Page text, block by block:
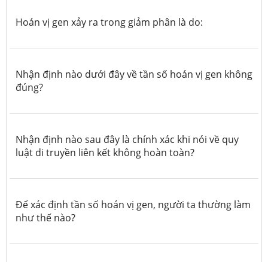
Hoán vị gen xảy ra trong giảm phân là do:
Nhận định nào dưới đây về tần số hoán vị gen không
đúng?
Nhận định nào sau đây là chính xác khi nói về quy
luật di truyền liên kết không hoàn toàn?
Để xác định tần số hoán vị gen, người ta thường làm
như thế nào?